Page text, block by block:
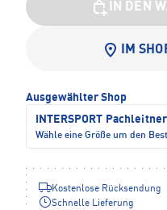
IN DEN
IM
Ausgewählter Shop
INTERSPORT
Wähle eine Größe um den
Kostenlose Rücksendung
Schnelle Lieferung